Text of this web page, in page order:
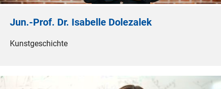
Jun.-Prof. Dr. Isabelle Dolezalek
Kunstgeschichte